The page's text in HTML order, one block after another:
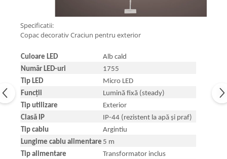
Specificatii:
Copac decorativ Craciun pentru exterior
Culoare LED
Alb cald
Număr LED-uri
1755
Tip LED
Micro LED
Funcții
Lumină fixă (steady)
Tip utilizare
Exterior
Clasă IP
IP-44 (rezistent la apă și praf)
Tip cablu
Argintiu
Lungime cablu alimentare 5 m
Tip alimentare
Transformator inclus